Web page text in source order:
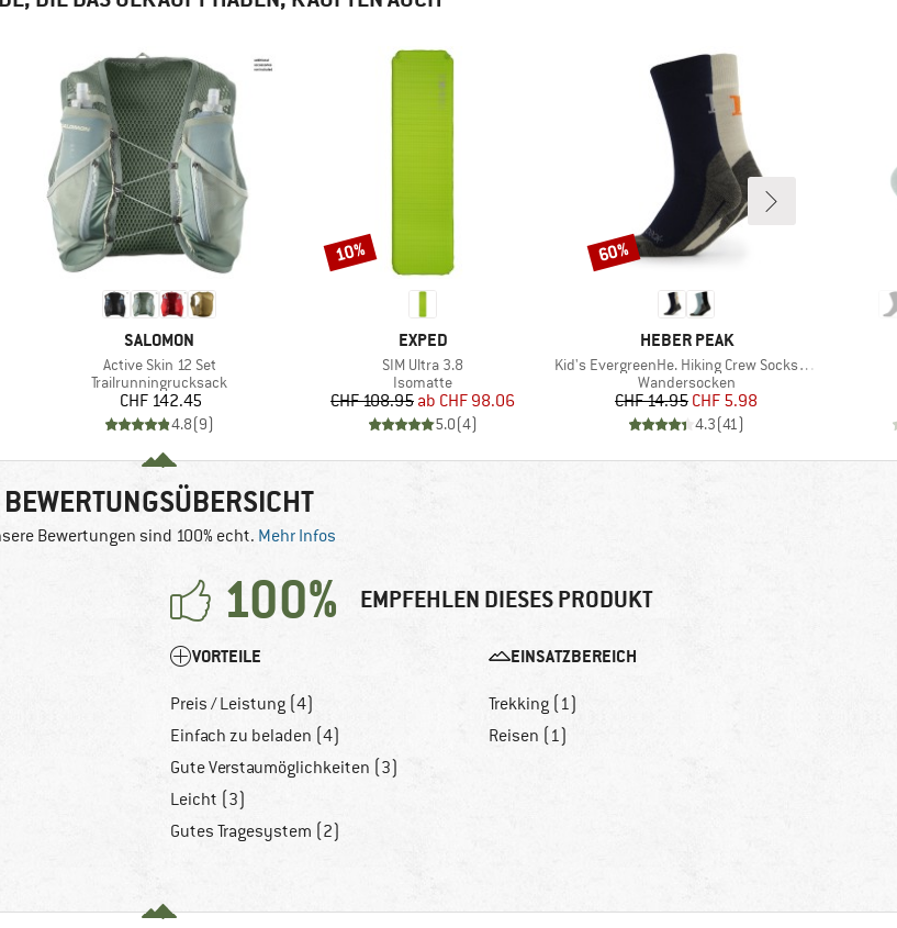
MARKE
SALOMON
Artikel
Active Skin 12 Set
Produktgruppe
Trailrunningrucksack
Preis
CHF 142.45
4.8(9)
MARKE
EXPED
Artikel
SIM Ultra 3.8
Produktgruppe
Isomatte
Preis
CHF 108.95 reduzierter Preis
ab CHF 98.06
5.0(4)
Rabatt
10%
MARKE
HEBER PEAK
Artikel
Kid's EvergreenHe. Hiking Crew Socks 2-Pack
Produktgruppe
Wandersocken
Preis
CHF 14.95reduzierter Preis
CHF 5.98
4.3(41)
Rabatt
60%
BEWERTUNGSÜBERSICHT
Bewertungen sind 100% echt. Mehr Infos
100% EMPFEHLEN DIESES PRODUKT
VORTEILE
Preis / Leistung (4)
Einfach zu beladen (4)
Gute Verstaumöglichkeiten (3)
Leicht (3)
Gutes Tragesystem (2)
EINSATZBEREICH
Trekking (1)
Reisen (1)